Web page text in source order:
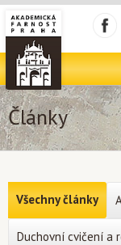
Články
Všechny články
Duchovní cvičení a